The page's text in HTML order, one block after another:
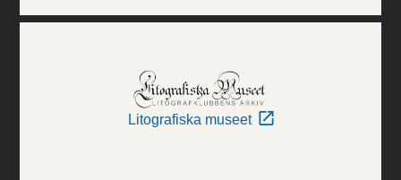
Litografiska museet